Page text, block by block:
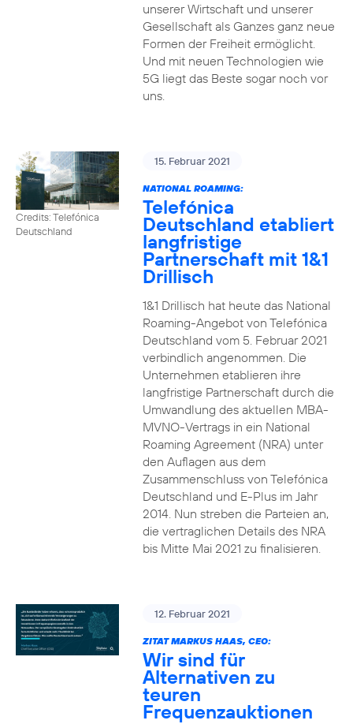
unserer Wirtschaft und unserer
Gesellschaft als Ganzes ganz neue
Formen der Freiheit ermöglicht.
Und mit neuen Technologien wie
5G liegt das Beste sogar noch vor
uns.
Credits: Telefónica
Deutschland
15. Februar 2021
NATIONAL ROAMING:
Telefónica
Deutschland etabliert
langfristige
Partnerschaft mit 1&1
Drillisch
1&1 Drillisch hat heute das National
Roaming-Angebot von Telefónica
Deutschland vom 5. Februar 2021
verbindlich angenommen. Die
Unternehmen etablieren ihre
langfristige Partnerschaft durch die
Umwandlung des aktuellen MBA-
MVNO-Vertrags in ein National
Roaming Agreement (NRA) unter
den Auflagen aus dem
Zusammenschluss von Telefónica
Deutschland und E-Plus im Jahr
2014. Nun streben die Parteien an,
die vertraglichen Details des NRA
bis Mitte Mai 2021 zu finalisieren.
12. Februar 2021
ZITAT MARKUS HAAS, CEO:
Wir sind für
Alternativen zu
teuren
Frequenzauktionen